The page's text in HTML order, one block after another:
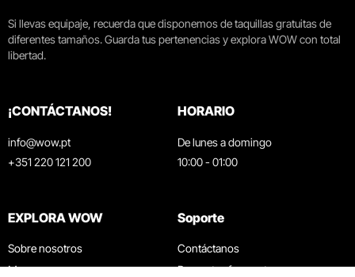
Si llevas equipaje, recuerda que disponemos de taquillas gratuitas de
diferentes tamaños. Guarda tus pertenencias y explora WOW con total
libertad.
¡CONTÁCTANOS!
info@wow.pt
+351 220 121 200
HORARIO
De lunes a domingo
10:00 - 01:00
EXPLORA WOW
Sobre nosotros
Museos
Soporte
Contáctanos
Preguntas frecuentes